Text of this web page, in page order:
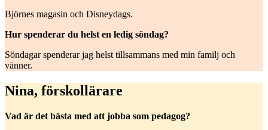
Björnes magasin och Disneydags.
Hur spenderar du helst en ledig söndag?
Söndagar spenderar jag helst tillsammans med min familj och
vänner.
Nina, förskollärare
Vad är det bästa med att jobba som pedagog?